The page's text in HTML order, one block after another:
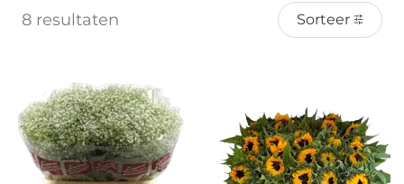
8 resultaten Sorteer